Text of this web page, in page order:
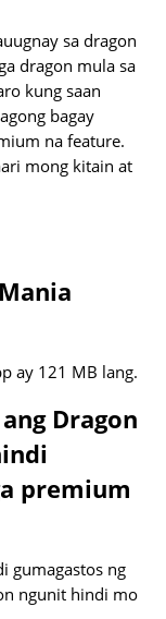
sa dragon
dragon mula sa
kung saan
bagay
na feature.
mong kitain at
ay 121 MB lang.
Dragon
premium
gumagastos ng
ngunit hindi mo